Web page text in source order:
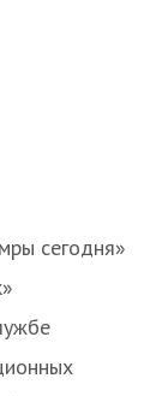
сегодня»